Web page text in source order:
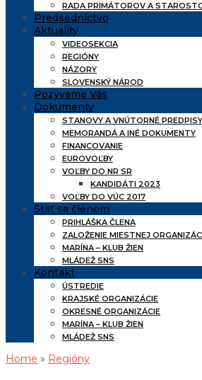
RADA PRIMÁTOROV A
Predsedníctvo
Aktuality
VIDEOSEKCIA
REGIÓNY
NÁZORY
SLOVENSKÝ NÁROD
Pozývame Vás
Dokumenty
STANOVY A VNÚTORNÉ PREDPISY
MEMORANDÁ A INÉ DOKUMENTY
FINANCOVANIE
EUROVOĽBY
VOĽBY DO NR SR
KANDIDÁTI 2023
VOĽBY DO VÚC 2017
Stať sa členom
PRIHLÁŠKA ČLENA
ZALOŽENIE MIESTNEJ
MARÍNA – KLUB ŽIEN
MLÁDEŽ SNS
Kontakt
ÚSTREDIE
KRAJSKÉ ORGANIZÁCIE
OKRESNÉ ORGANIZÁCIE
MARÍNA – KLUB ŽIEN
MLÁDEŽ SNS
Home » Regióny